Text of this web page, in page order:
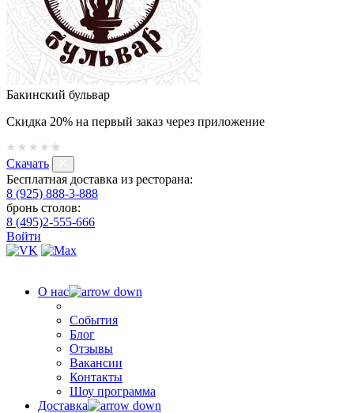
Бакинский бульвар
Скидка 20% на первый заказ через приложение
Скачать
Бесплатная доставка из ресторана:
8 (925) 888-3-888
бронь столов:
8 (495)2-555-666
Войти
О нас
События
Блог
Отзывы
Вакансии
Контакты
Шоу программа
Доставка